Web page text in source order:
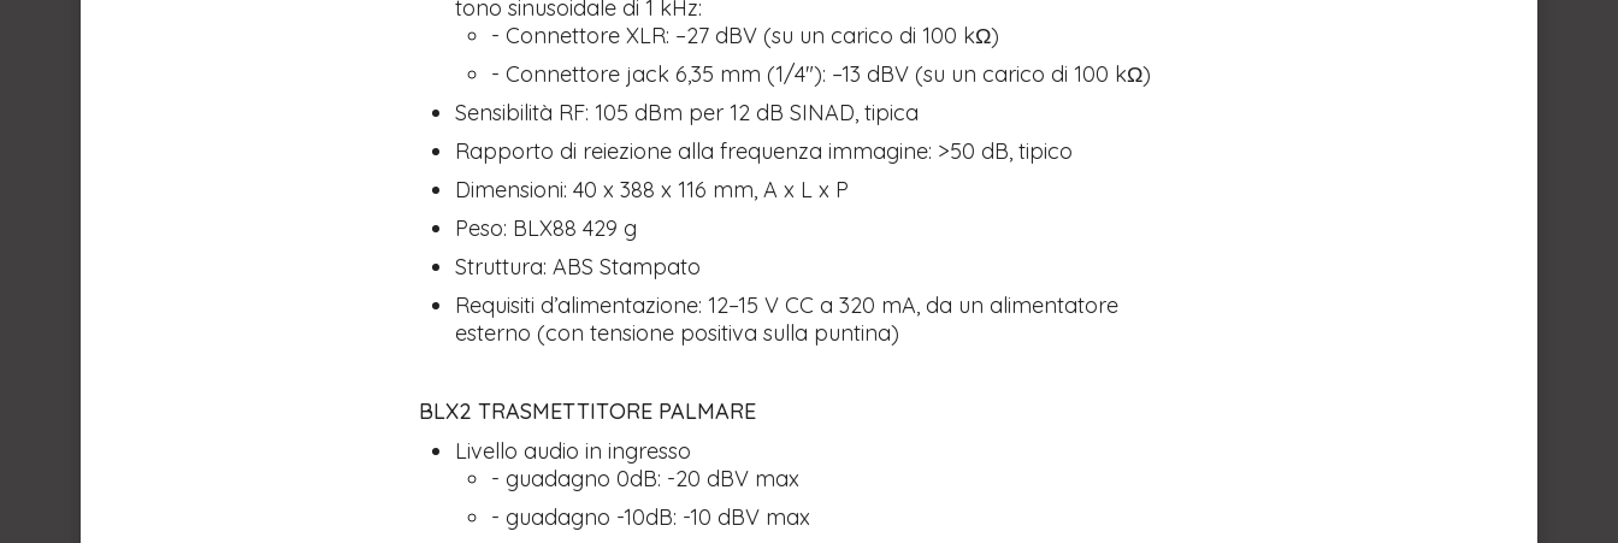
tono sinusoidale di 1 kHz:
- Connettore XLR: –27 dBV (su un carico di 100 kΩ)
- Connettore jack 6,35 mm (1/4"): –13 dBV (su un carico di 100 kΩ)
Sensibilità RF: 105 dBm per 12 dB SINAD, tipica
Rapporto di reiezione alla frequenza immagine: >50 dB, tipico
Dimensioni: 40 x 388 x 116 mm, A x L x P
Peso: BLX88 429 g
Struttura: ABS Stampato
Requisiti d’alimentazione: 12–15 V CC a 320 mA, da un alimentatore
esterno (con tensione positiva sulla puntina)
BLX2 TRASMETTITORE PALMARE
Livello audio in ingresso
- guadagno 0dB: -20 dBV max
- guadagno -10dB: -10 dBV max